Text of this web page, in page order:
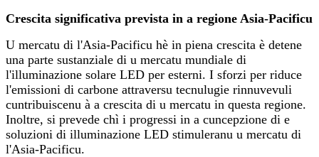
Crescita significativa prevista in a regione Asia-Pacificu
U mercatu di l'Asia-Pacificu hè in piena crescita è detene
una parte sustanziale di u mercatu mundiale di
l'illuminazione solare LED per esterni. I sforzi per riduce
l'emissioni di carbone attraversu tecnulugie rinnuvevuli
cuntribuiscenu à a crescita di u mercatu in questa regione.
Inoltre, si prevede chì i progressi in a cuncepzione di e
soluzioni di illuminazione LED stimuleranu u mercatu di
l'Asia-Pacificu.